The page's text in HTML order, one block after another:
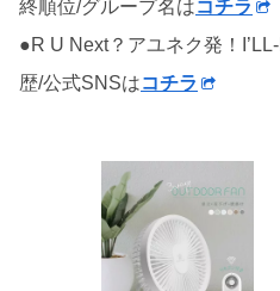
終順位/グループ名はコチラ
●R U Next？アユネク発！
歴/公式SNSはコチラ